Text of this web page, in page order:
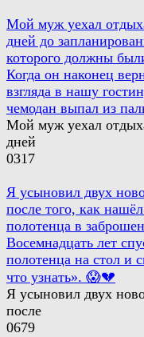
Мой муж уехал
дней до
которого должны
Когда он наконец
взгляда в нашу
чемодан выпал из
Мой муж уехал
дней
0317
Я усыновил двух
после того, как
полотенца в
Восемнадцать лет
полотенца на стол и
что узнать». 😱💔
Я усыновил двух
после
0679